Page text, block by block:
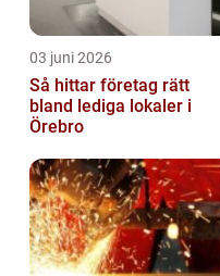
03 juni 2026
Så hittar företag rätt
bland lediga lokaler i
Örebro